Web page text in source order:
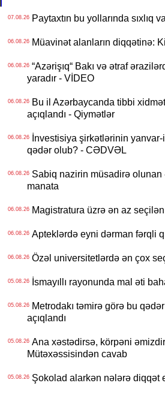
07.08.26Paytaxtın bu yollarında sıxlıq
06.08.26Müavinət alanların diqqətinə:
06.08.26“Azərişıq“ Bakı və ətraf
yaradır - VİDEO
06.08.26Bu il Azərbaycanda tibbi
açıqlandı - Qiymətlər
06.08.26İnvestisiya şirkətlərinin yanvar-
qədər olub? - CƏDVƏL
06.08.26Sabiq nazirin müsadirə olunan
manata
06.08.26Magistratura üzrə ən az
06.08.26Apteklərdə eyni dərman fərqli
06.08.26Özəl universitetlərdə ən çox
05.08.26İsmayıllı rayonunda mal əti
05.08.26Metrodakı təmirə görə bu
açıqlandı
05.08.26Ana xəstədirsə, körpəni
Mütəxəssisindən cavab
05.08.26Şokolad alarkən nələrə diqqət